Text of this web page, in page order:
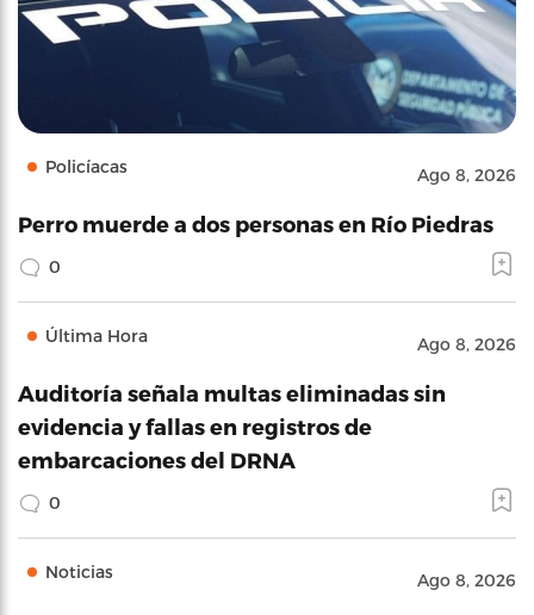
Policíacas Ago 8, 2026
Perro muerde a dos personas en Río Piedras
0
Última Hora Ago 8, 2026
Auditoría señala multas eliminadas sin
evidencia y fallas en registros de
embarcaciones del DRNA
0
Noticias Ago 8, 2026